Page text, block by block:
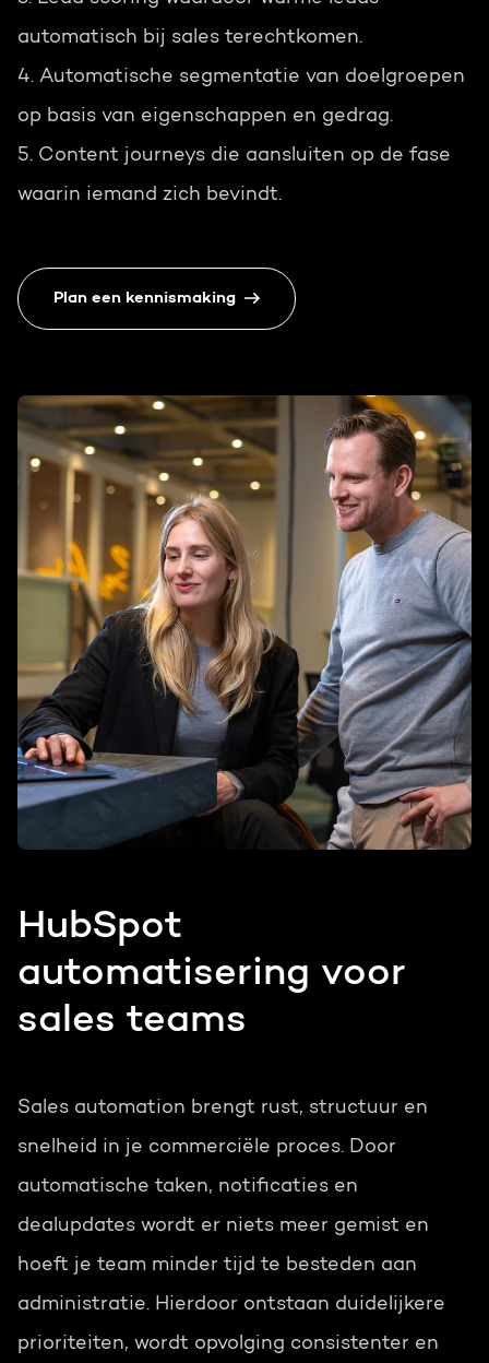
automatisch bij sales terechtkomen.
4. Automatische segmentatie van doelgroepen
op basis van eigenschappen en gedrag.
5. Content journeys die aansluiten op de fase
waarin iemand zich bevindt.
Plan een kennismaking
HubSpot
automatisering voor
sales teams
Sales automation brengt rust, structuur en
snelheid in je commerciële proces. Door
automatische taken, notificaties en
dealupdates wordt er niets meer gemist en
hoeft je team minder tijd te besteden aan
administratie. Hierdoor ontstaan duidelijkere
prioriteiten, wordt opvolging consistenter en